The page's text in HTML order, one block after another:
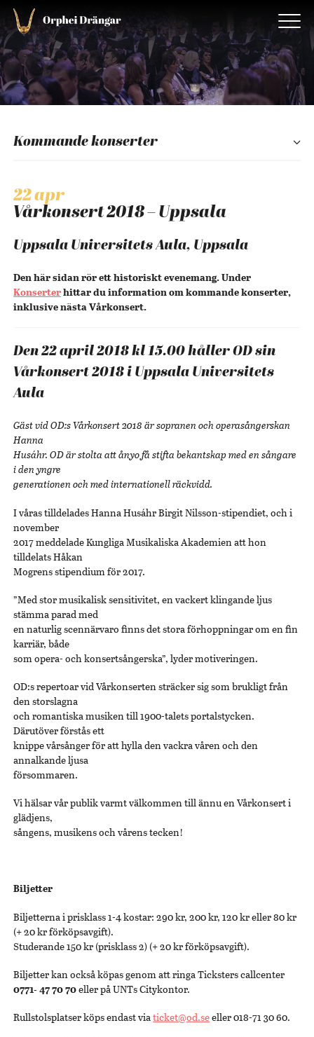
Kommande konserter
22 apr
Vårkonsert 2018 – Uppsala
Uppsala Universitets Aula, Uppsala
Den här sidan rör ett historiskt evenemang. Under
Konserterhittar du information om kommande konserter,
inklusive nästa Vårkonsert.
Den 22 april 2018 kl 15.00 håller OD sin
Vårkonsert 2018 i Uppsala Universitets
Aula
Gäst vid OD:s Vårkonsert 2018 är sopranen och operasångerskan
Hanna
Husáhr. OD är stolta att ånyo få stifta bekantskap med en sångare
i den yngre
generationen och med internationell räckvidd.
I våras tilldelades Hanna Husáhr Birgit Nilsson-stipendiet, och i
november
2017 meddelade Kungliga Musikaliska Akademien att hon
tilldelats Håkan
Mogrens stipendium för 2017.
”Med stor musikalisk sensitivitet, en vackert klingande ljus
stämma parad med
en naturlig scennärvaro finns det stora förhoppningar om en fin
karriär, både
som opera- och konsertsångerska”, lyder motiveringen.
OD:s repertoar vid Vårkonserten sträcker sig som brukligt från
den storslagna
och romantiska musiken till 1900-talets portalstycken.
Därutöver förstås ett
knippe vårsånger för att hylla den vackra våren och den
annalkande ljusa
försommaren.
Vi hälsar vår publik varmt välkommen till ännu en Vårkonsert i
glädjens,
sångens, musikens och vårens tecken!
Biljetter
Biljetterna i prisklass 1-4 kostar: 290 kr, 200 kr, 120 kr eller 80 kr
(+ 20 kr förköpsavgift).
Studerande 150 kr (prisklass 2) (+ 20 kr förköpsavgift).
Biljetter kan också köpas genom att ringa Ticksters callcenter
0771- 47 70 70eller på UNTs Citykontor.
Rullstolsplatser köps endast viaticket@od.seeller 018-71 30 60.